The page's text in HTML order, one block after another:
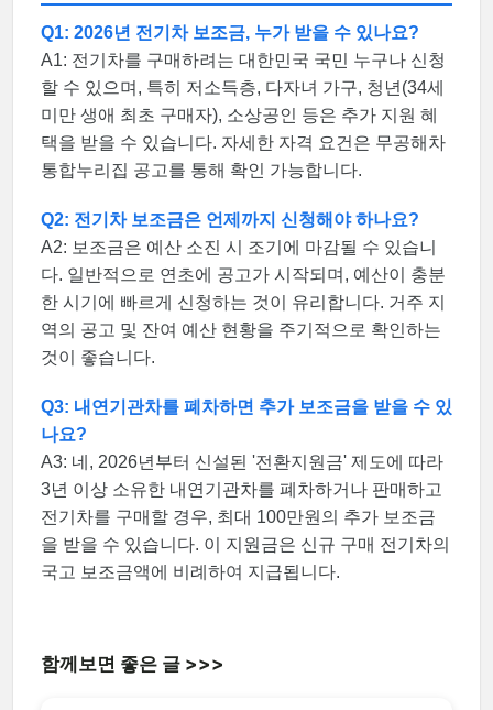
Q1: 2026년 전기차 보조금, 누가 받을 수 있나요?
A1: 전기차를 구매하려는 대한민국 국민 누구나 신청
할 수 있으며, 특히 저소득층, 다자녀 가구, 청년(34세
미만 생애 최초 구매자), 소상공인 등은 추가 지원 혜
택을 받을 수 있습니다. 자세한 자격 요건은 무공해차
통합누리집 공고를 통해 확인 가능합니다.
Q2: 전기차 보조금은 언제까지 신청해야 하나요?
A2: 보조금은 예산 소진 시 조기에 마감될 수 있습니
다. 일반적으로 연초에 공고가 시작되며, 예산이 충분
한 시기에 빠르게 신청하는 것이 유리합니다. 거주 지
역의 공고 및 잔여 예산 현황을 주기적으로 확인하는
것이 좋습니다.
Q3: 내연기관차를 폐차하면 추가 보조금을 받을 수 있
나요?
A3: 네, 2026년부터 신설된 '전환지원금' 제도에 따라
3년 이상 소유한 내연기관차를 폐차하거나 판매하고
전기차를 구매할 경우, 최대 100만원의 추가 보조금
을 받을 수 있습니다. 이 지원금은 신규 구매 전기차의
국고 보조금액에 비례하여 지급됩니다.
함께보면 좋은 글 >>>